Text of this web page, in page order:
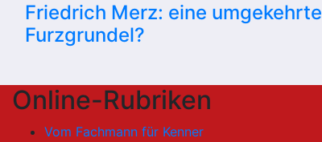
Friedrich Merz: eine umgekehrte
Furzgrundel?
Online-Rubriken
Vom Fachmann für Kenner